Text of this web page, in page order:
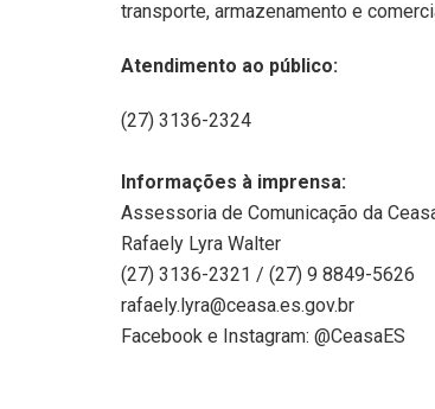
transporte, armazenamento e
Atendimento ao público:
(27) 3136-2324
Informações à imprensa:
Assessoria de Comunicação da
Rafaely Lyra Walter
(27) 3136-2321 / (27) 9 8849-5626
rafaely.lyra@ceasa.es.gov.br
Facebook e Instagram: @CeasaES